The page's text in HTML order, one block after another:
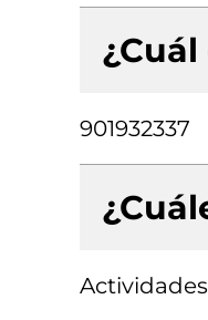
¿Cuál
901932337